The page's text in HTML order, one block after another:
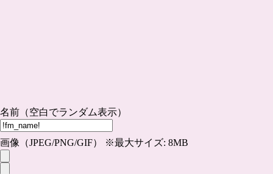
名前（空白でランダム表示）
画像（JPEG/PNG/GIF） ※最大サイズ: 8MB